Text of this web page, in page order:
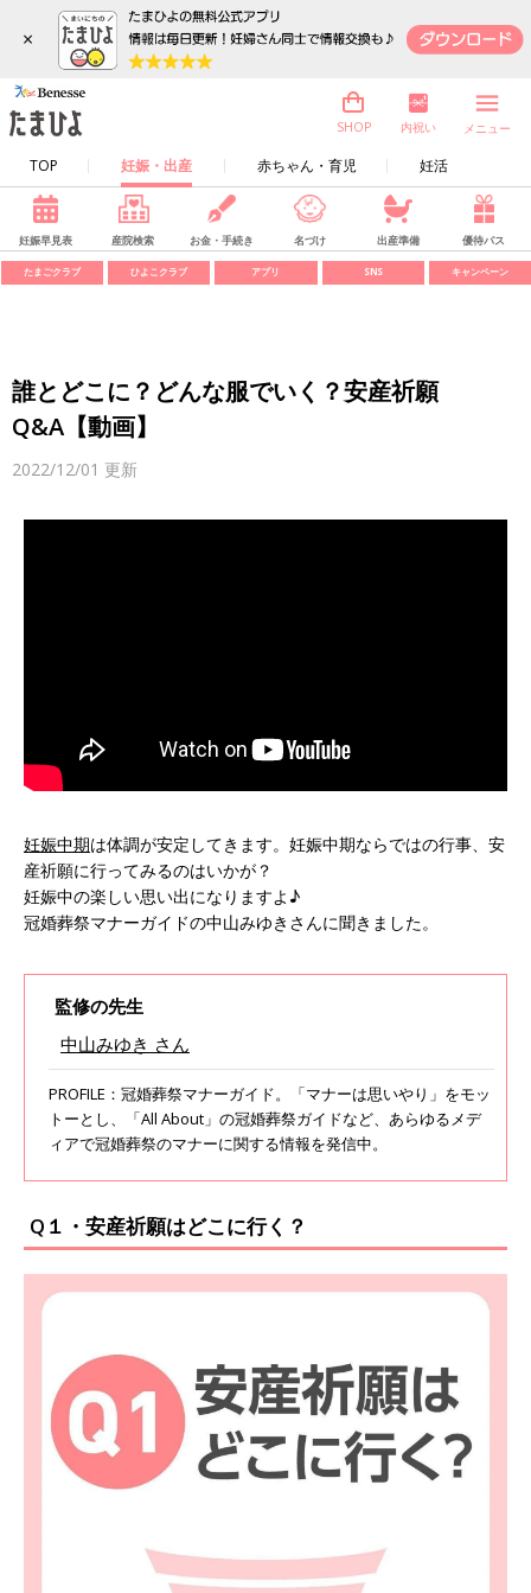
×
TOP 妊娠・出産 赤ちゃん・育児 妊活
SHOP 内祝い メニュー
妊娠早見表 産院検索 お金・手続き 名づけ 出産準備 優待パス
たまごクラブ ひよこクラブ アプリ SNS キャンペーン
誰とどこに？どんな服でいく？安産祈願
Q&A【動画】
2022/12/01 更新
妊娠中期は体調が安定してきます。妊娠中期ならではの行事、安
産祈願に行ってみるのはいかが？
妊娠中の楽しい思い出になりますよ♪
冠婚葬祭マナーガイドの中山みゆきさんに聞きました。
監修の先生
中山みゆき さん
PROFILE：冠婚葬祭マナーガイド。「マナーは思いやり」をモッ
トーとし、「All About」の冠婚葬祭ガイドなど、あらゆるメデ
ィアで冠婚葬祭のマナーに関する情報を発信中。
Q１・安産祈願はどこに行く？